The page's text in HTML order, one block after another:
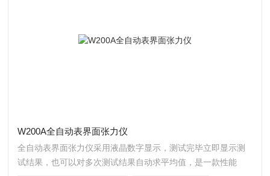
W200A全自动表界面张力仪
全自动表界面张力仪采用液晶数字显示，测试完毕立即显示测
试结果，也可以对多次测试结果自动求平均值，是一款性能